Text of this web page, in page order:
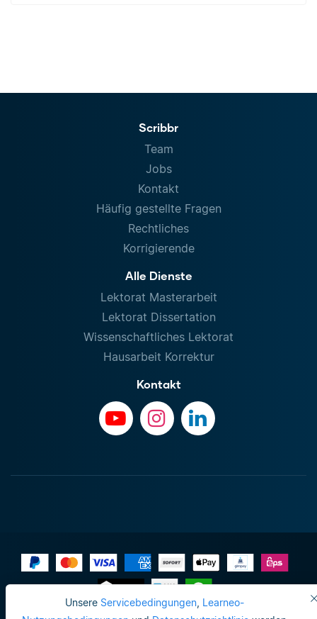
Unsere Servicebedingungen, Learneo-
Scribbr
Team
Jobs
Kontakt
Häufig gestellte Fragen
Rechtliches
Korrigierende
Alle Dienste
Lektorat Masterarbeit
Lektorat Dissertation
Wissenschaftliches Lektorat
Hausarbeit Korrektur
Kontakt
Impressum